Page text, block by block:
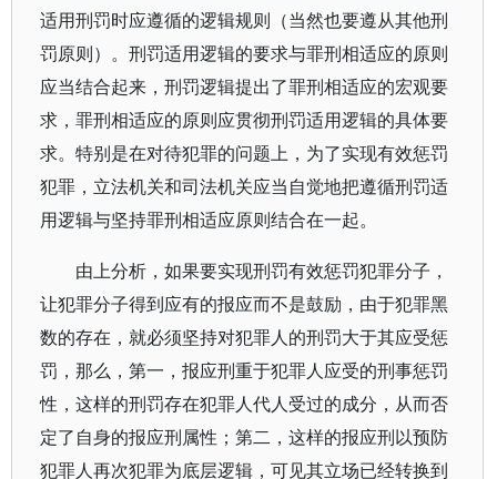
适用刑罚时应遵循的逻辑规则（当然也要遵从其他刑
罚原则）。刑罚适用逻辑的要求与罪刑相适应的原则
应当结合起来，刑罚逻辑提出了罪刑相适应的宏观要
求，罪刑相适应的原则应贯彻刑罚适用逻辑的具体要
求。特别是在对待犯罪的问题上，为了实现有效惩罚
犯罪，立法机关和司法机关应当自觉地把遵循刑罚适
用逻辑与坚持罪刑相适应原则结合在一起。
由上分析，如果要实现刑罚有效惩罚犯罪分子，
让犯罪分子得到应有的报应而不是鼓励，由于犯罪黑
数的存在，就必须坚持对犯罪人的刑罚大于其应受惩
罚，那么，第一，报应刑重于犯罪人应受的刑事惩罚
性，这样的刑罚存在犯罪人代人受过的成分，从而否
定了自身的报应刑属性；第二，这样的报应刑以预防
犯罪人再次犯罪为底层逻辑，可见其立场已经转换到